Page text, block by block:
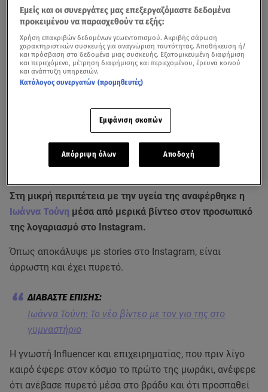
Στη μικρή περιπέτεια με την υγεία της αναφέρθηκε η
Ιωάννα Τούνη μέσα από μερικά βίντεο στον προσωπικό
της λογαριασμό στο Instagram.
Όπως αποκάλυψε με stories στο Instagram, είναι
άρρωστη και έχει πυρετό.
Ιωάννα Τούνη: Το νέο βίντεο με τον γιο της στο
γυμναστήριο
Η γνωστή Influencer και επιχειρηματίας, που πριν λίγο
καιρό έφερε στον κόσμο το πρώτο της μωράκι, ανέφερε
ότι ανέβασε πυρετό μέσα στο βράδυ και ότι προσπαθεί
Εμείς και οι συνεργάτες μας επεξεργαζόμαστε δεδομένα
προκειμένου να παρασχεθούν τα εξής:
Χρήση επακριβών δεδομένων γεωεντοπισμού. Ακριβής σάρωση
χαρακτηριστικών συσκευής για αναγνώριση ταυτότητας. Αποθήκευση ή/
και πρόσβαση στα δεδομένα μιας συσκευής. Εξατομικευμένη διαφήμιση
και περιεχόμενο, μέτρηση διαφήμισης και περιεχομένου, έρευνα κοινού
και ανάπτυξη υπηρεσιών.
Κατάλογος συνεργατών (προμηθευτές)
Εμφάνιση σκοπών
Απόρριψη όλων Αποδοχή